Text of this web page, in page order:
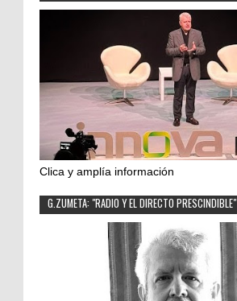
Clica y amplía información
G.ZUMETA: "RADIO Y EL DIRECTO PRESCINDIBLE"